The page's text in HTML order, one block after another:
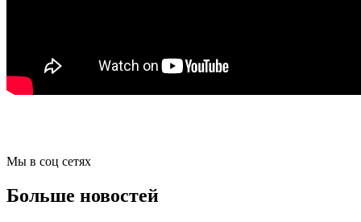
Мы в соц сетях
Больше новостей